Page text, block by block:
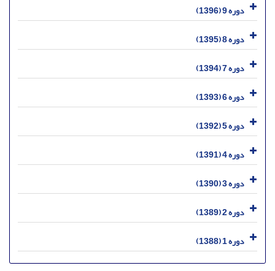
دوره 9 (1396)
دوره 8 (1395)
دوره 7 (1394)
دوره 6 (1393)
دوره 5 (1392)
دوره 4 (1391)
دوره 3 (1390)
دوره 2 (1389)
دوره 1 (1388)